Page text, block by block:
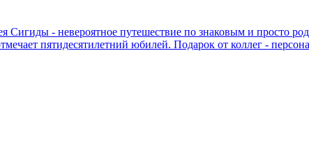
- невероятное путешествие по знаковым и просто
пятидесятилетний юбилей. Подарок от коллег -